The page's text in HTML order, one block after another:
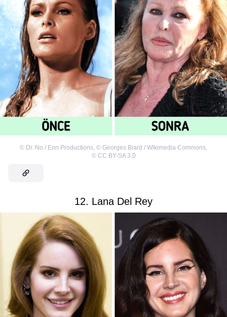
© Dr. No / Eon Productions, © Georges Biard / Wikimedia Commons,
© CC BY-SA 3.0
12. Lana Del Rey